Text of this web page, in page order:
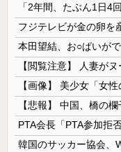
本田望結、お○ぱいが